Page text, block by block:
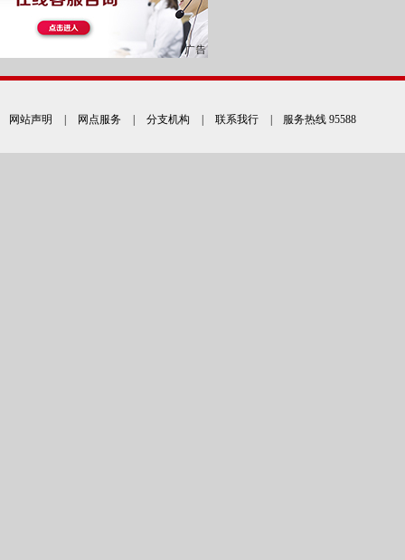
网站声明 网点服务 分支机构 联系我行 | 服务热线 95588